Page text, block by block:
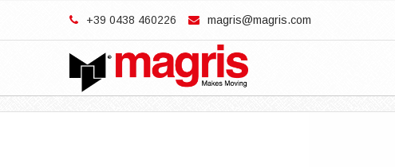
+39 0438 460226 magris@magris.com